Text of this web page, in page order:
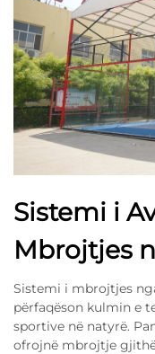
Sistemi i
Mbrojtjes
Sistemi i mbrojtjes
përfaqëson kulmin e
sportive në natyrë.
ofrojnë mbrojtje